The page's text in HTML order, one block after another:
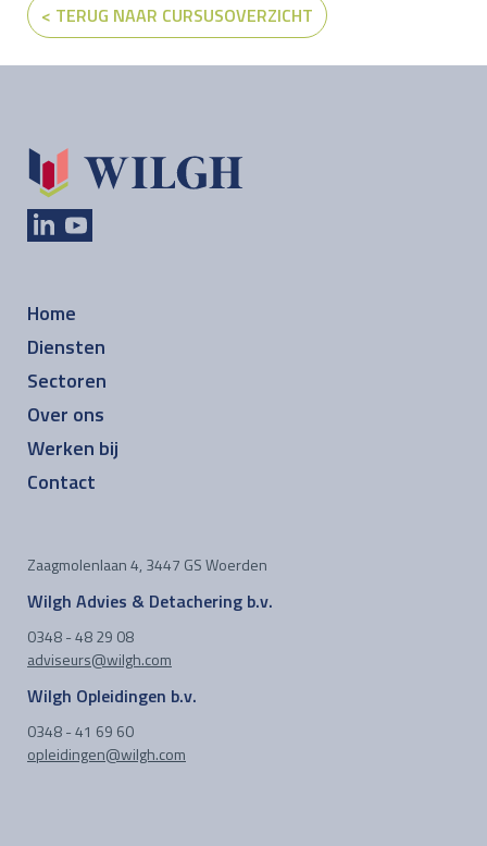
< TERUG NAAR CURSUSOVERZICHT
Home
Diensten
Sectoren
Over ons
Werken bij
Contact
Zaagmolenlaan 4, 3447 GS Woerden
Wilgh Advies & Detachering b.v.
0348 - 48 29 08
adviseurs@wilgh.com
Wilgh Opleidingen b.v.
0348 - 41 69 60
opleidingen@wilgh.com